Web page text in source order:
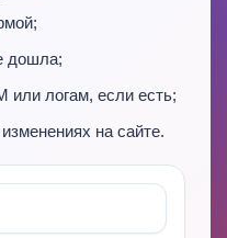
дошла;
или логам, если есть;
на сайте.